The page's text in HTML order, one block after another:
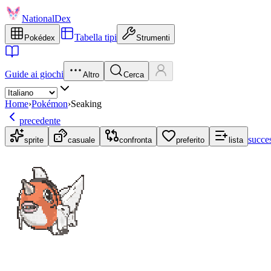
NationalDex
Pokédex Tabella tipi Strumenti
Guide ai giochi Altro Cerca
Home›Pokémon›Seaking
precedente
sprite casuale confronta preferito lista